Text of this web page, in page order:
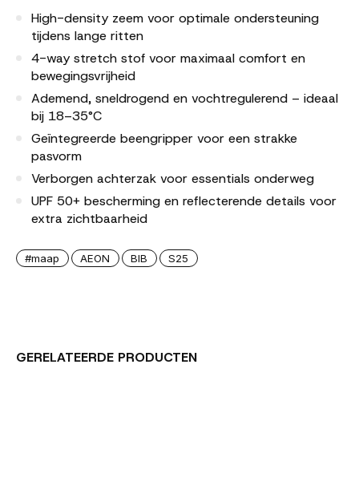
High-density zeem voor optimale ondersteuning
tijdens lange ritten
4-way stretch stof voor maximaal comfort en
bewegingsvrijheid
Ademend, sneldrogend en vochtregulerend – ideaal
bij 18–35°C
Geïntegreerde beengripper voor een strakke
pasvorm
Verborgen achterzak voor essentials onderweg
UPF 50+ bescherming en reflecterende details voor
extra zichtbaarheid
#maap AEON BIB S25
GERELATEERDE PRODUCTEN